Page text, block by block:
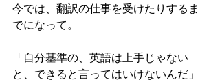
今では、翻訳の仕事を受けたりするま
でになって。
「自分基準の、英語は上手じゃない
と、できると言ってはいけないんだ」